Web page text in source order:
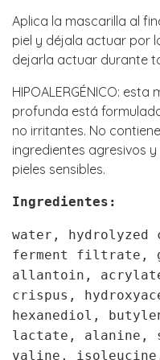
Aplica la mascarilla al
piel y déjala actuar por
dejarla actuar durante
HIPOALERGÉNICO:
profunda está
no irritantes. No
ingredientes agresivos
pieles sensibles.
Ingredientes:
water, hydrolyzed
ferment filtrate,
allantoin,
crispus,
hexanediol,
lactate, alanine,
valine,